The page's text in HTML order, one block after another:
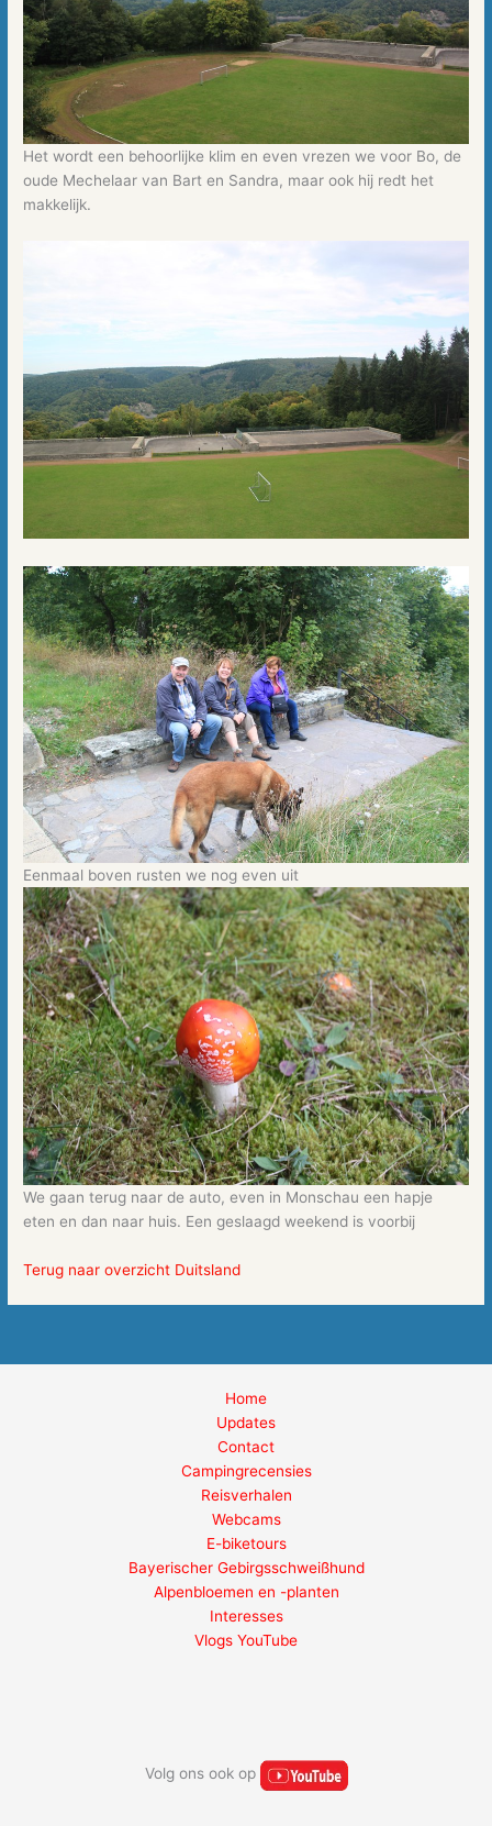
Het wordt een behoorlijke klim en even vrezen we voor Bo, de
oude Mechelaar van Bart en Sandra, maar ook hij redt het
makkelijk.
Eenmaal boven rusten we nog even uit
We gaan terug naar de auto, even in Monschau een hapje
eten en dan naar huis. Een geslaagd weekend is voorbij
Terug naar overzicht Duitsland
Home
Updates
Contact
Campingrecensies
Reisverhalen
Webcams
E-biketours
Bayerischer Gebirgsschweißhund
Alpenbloemen en -planten
Interesses
Vlogs YouTube
Volg ons ook op